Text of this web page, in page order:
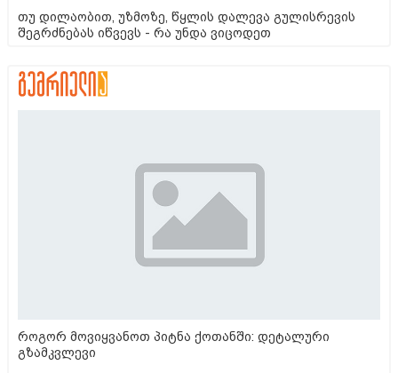
თუ დილაობით, უზმოზე, წყლის დალევა გულისრევის
შეგრძნებას იწვევს - რა უნდა ვიცოდეთ
როგორ მოვიყვანოთ პიტნა ქოთანში: დეტალური
გზამკვლევი